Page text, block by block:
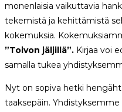
monenlaisia vaikuttavia
tekemistä ja kehittämistä
kokemuksia.
”Toivon jäljillä”. Kirjaa voi
samalla tukea
Nyt on sopiva hetki
taaksepäin.